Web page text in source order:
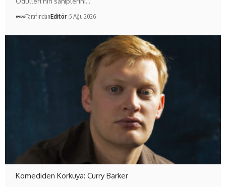
TarafındanEditör 5 Ağu 2026
Komediden Korkuya: Curry Barker